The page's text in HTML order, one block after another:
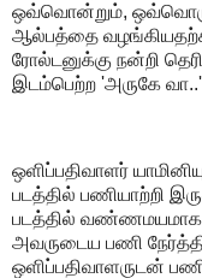
ஒவ்வொன்றும், ஒவ்வொரு
ஆல்பத்தை
ரோல்டனுக்கு நன்றி
இடம்பெற்ற 'அருகே
ஒளிப்பதிவாளர்
படத்தில் பணியாற்றி
படத்தில் வண்ணமயமாக
அவருடைய பணி
ஒளிப்பதிவாளருடன்